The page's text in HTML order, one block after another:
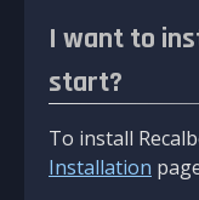
I want to
start?
To install
Installation